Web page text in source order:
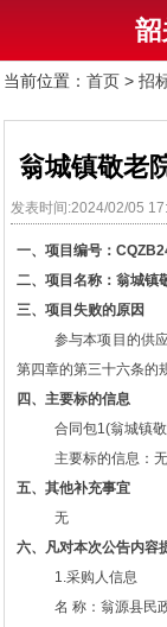
韶
当前位置： 首页> 招
翁城镇敬老
发表时间:2024/02/05
一、项目编号：
二、项目名称： 翁城镇
三、 项目失败的原因
参与本项目的供
第四章的第三十六条的
四、主要标的信息
合同包1(翁城镇
主要标的信息：
五、其他补充事宜
无
六、凡对本次公告内容
1.采购人信息
名 称：翁源县民